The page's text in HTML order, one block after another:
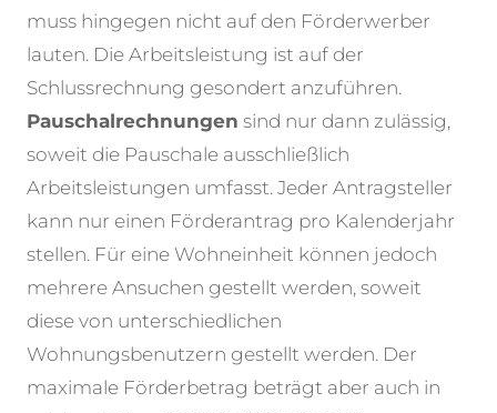
muss hingegen nicht auf den Förderwerber
lauten. Die Arbeitsleistung ist auf der
Schlussrechnung gesondert anzuführen.
Pauschalrechnungen sind nur dann zulässig,
soweit die Pauschale ausschließlich
Arbeitsleistungen umfasst. Jeder Antragsteller
kann nur einen Förderantrag pro Kalenderjahr
stellen. Für eine Wohneinheit können jedoch
mehrere Ansuchen gestellt werden, soweit
diese von unterschiedlichen
Wohnungsbenutzern gestellt werden. Der
maximale Förderbetrag beträgt aber auch in